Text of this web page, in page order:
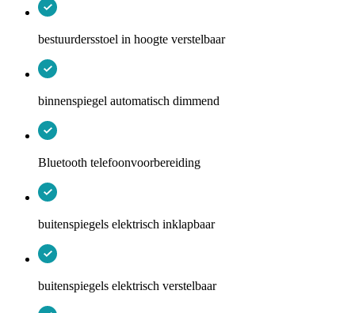
bestuurdersstoel in hoogte verstelbaar
binnenspiegel automatisch dimmend
Bluetooth telefoonvoorbereiding
buitenspiegels elektrisch inklapbaar
buitenspiegels elektrisch verstelbaar